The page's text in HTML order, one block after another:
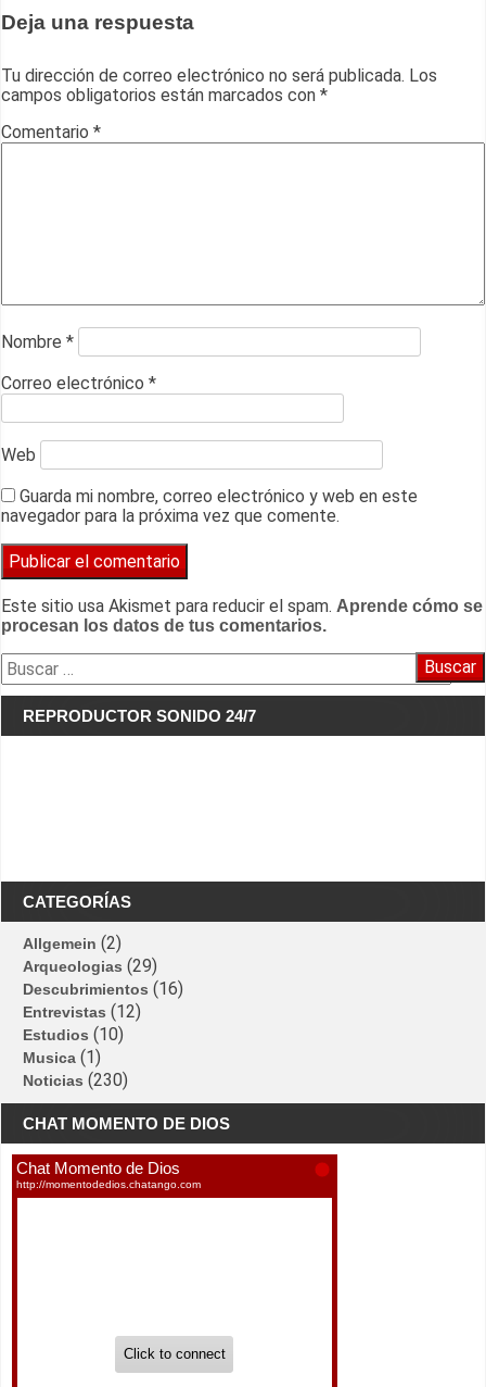
Deja una respuesta
Tu dirección de correo electrónico no será publicada. Los
campos obligatorios están marcados con *
Comentario *
Nombre *
Correo electrónico *
Web
Guarda mi nombre, correo electrónico y web en este
navegador para la próxima vez que comente.
Este sitio usa Akismet para reducir el spam. Aprende cómo se
procesan los datos de tus comentarios.
Buscar:
REPRODUCTOR SONIDO 24/7
CATEGORÍAS
Allgemein (2)
Arqueologias (29)
Descubrimientos (16)
Entrevistas (12)
Estudios (10)
Musica (1)
Noticias (230)
CHAT MOMENTO DE DIOS